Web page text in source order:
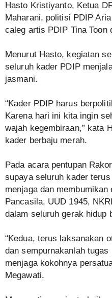
Hasto Kristiyanto, Ketua
Maharani, politisi PDIP
caleg artis PDIP Tina Toon
Menurut Hasto, kegiatan
seluruh kader PDIP
jasmani.
“Kader PDIP harus
Karena hari ini kita ingin
wajah kegembiraan,” kata
kader berbaju merah.
Pada acara pentupan
supaya seluruh kader
menjaga dan
Pancasila, UUD 1945,
dalam seluruh gerak hidup
“Kedua, terus laksanakan
dan sempurnakanlah
menjaga kokohnya
Megawati.